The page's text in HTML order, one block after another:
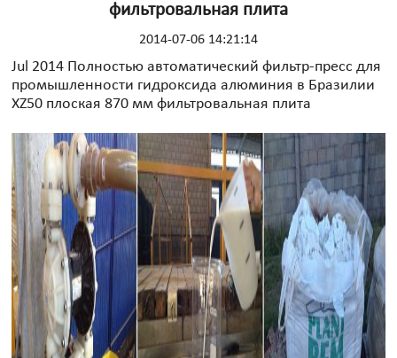
фильтровальная плита
2014-07-06 14:21:14
Jul 2014 Полностью автоматический фильтр-пресс для
промышленности гидроксида алюминия в Бразилии
XZ50 плоская 870 мм фильтровальная плита